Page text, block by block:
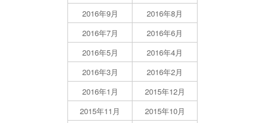
2016年9月
2016年8月
2016年7月
2016年6月
2016年5月
2016年4月
2016年3月
2016年2月
2016年1月
2015年12月
2015年11月
2015年10月